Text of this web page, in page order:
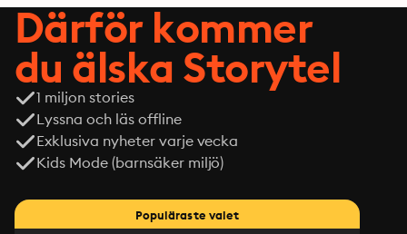
Därför kommer
du älska Storytel
1 miljon stories
Lyssna och läs offline
Exklusiva nyheter varje vecka
Kids Mode (barnsäker miljö)
Populäraste valet